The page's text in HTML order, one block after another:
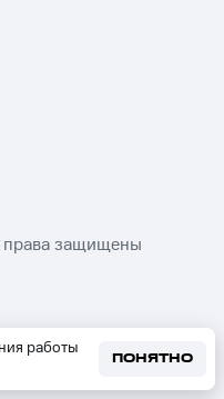
работы
ПОНЯТНО
защищены